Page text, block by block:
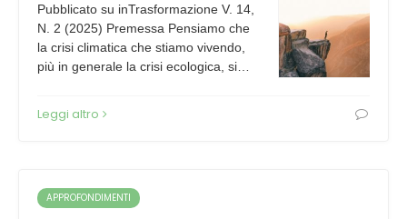
Pubblicato su inTrasformazione V. 14,
N. 2 (2025) Premessa Pensiamo che
la crisi climatica che stiamo vivendo,
più in generale la crisi ecologica, si…
Leggi altro
APPROFONDIMENTI